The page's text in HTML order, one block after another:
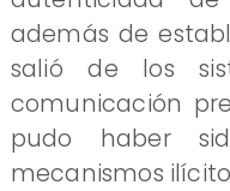
además de
salió de los
comunicación
pudo haber
mecanismos